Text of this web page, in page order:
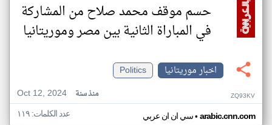
حسم موقف محمد صلاح من المشاركة
في المباراة الثانية بين مصر وموريتانيا
اخبار موريتانيا
Politics
Oct 12, 2024
منذ سنة ZQ93KV
سي ان ان عربي• arabic.cnn.com عدد الكلمات: ١١٩